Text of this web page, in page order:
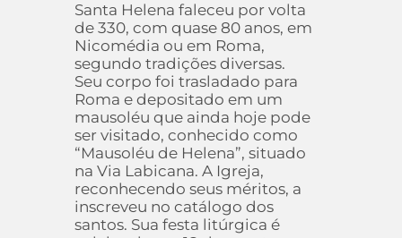
Santa Helena faleceu por volta
de 330, com quase 80 anos, em
Nicomédia ou em Roma,
segundo tradições diversas.
Seu corpo foi trasladado para
Roma e depositado em um
mausoléu que ainda hoje pode
ser visitado, conhecido como
“Mausoléu de Helena”, situado
na Via Labicana. A Igreja,
reconhecendo seus méritos, a
inscreveu no catálogo dos
santos. Sua festa litúrgica é